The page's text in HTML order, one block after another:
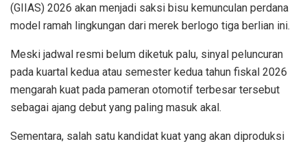
(GIIAS) 2026 akan menjadi saksi bisu kemunculan perdana
model ramah lingkungan dari merek berlogo tiga berlian ini.
Meski jadwal resmi belum diketuk palu, sinyal peluncuran
pada kuartal kedua atau semester kedua tahun fiskal 2026
mengarah kuat pada pameran otomotif terbesar tersebut
sebagai ajang debut yang paling masuk akal.
Sementara, salah satu kandidat kuat yang akan diproduksi